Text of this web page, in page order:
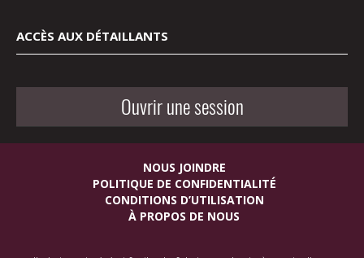
ACCÈS AUX DÉTAILLANTS
Ouvrir une session
NOUS JOINDRE
POLITIQUE DE CONFIDENTIALITÉ
CONDITIONS D’UTILISATION
À PROPOS DE NOUS